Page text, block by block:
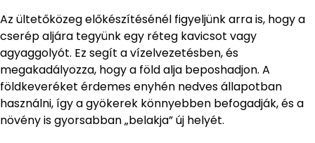
Az ültetőközeg előkészítésénél figyeljünk arra is, hogy a
cserép aljára tegyünk egy réteg kavicsot vagy
agyaggolyót. Ez segít a vízelvezetésben, és
megakadályozza, hogy a föld alja beposhadjon. A
földkeveréket érdemes enyhén nedves állapotban
használni, így a gyökerek könnyebben befogadják, és a
növény is gyorsabban „belakja” új helyét.